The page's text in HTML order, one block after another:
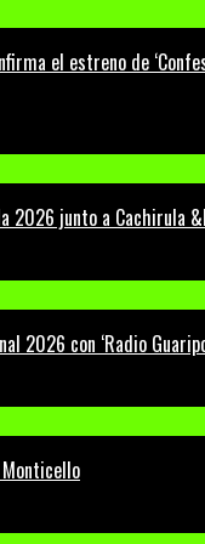
el estreno de
2026 junto a Cachirula
2026 con ‘Radio